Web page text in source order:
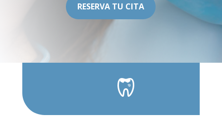
RESERVA TU CITA